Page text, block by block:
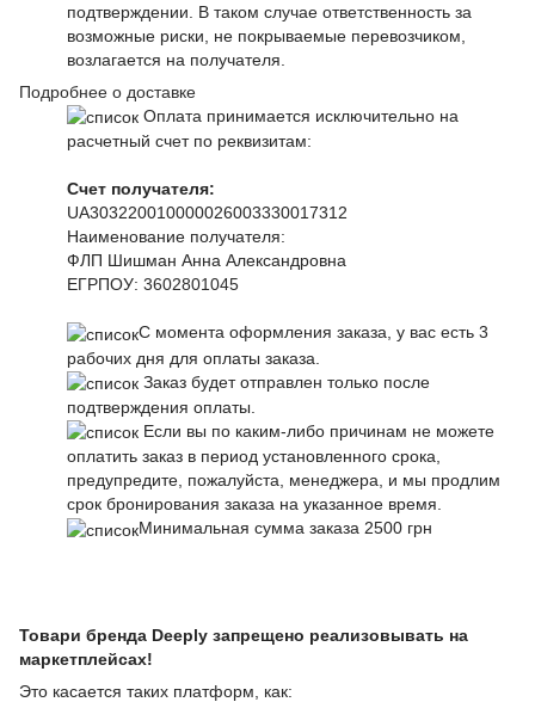
подтверждении. В таком случае ответственность за
возможные риски, не покрываемые перевозчиком,
возлагается на получателя.
Подробнее о доставке
Оплата принимается исключительно на
расчетный счет по реквизитам:
Счет получателя:
UA303220010000026003330017312
Наименование получателя:
ФЛП Шишман Анна Александровна
ЕГРПОУ: 3602801045
С момента оформления заказа, у вас есть 3
рабочих дня для оплаты заказа.
Заказ будет отправлен только после
подтверждения оплаты.
Если вы по каким-либо причинам не можете
оплатить заказ в период установленного срока,
предупредите, пожалуйста, менеджера, и мы продлим
срок бронирования заказа на указанное время.
Минимальная сумма заказа 2500 грн
Товари бренда Deeply запрещено реализовывать на
маркетплейсах!
Это касается таких платформ, как: